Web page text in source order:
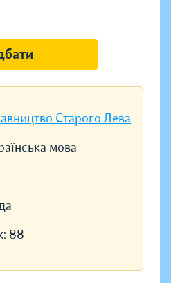
Старого Лева
мова
88